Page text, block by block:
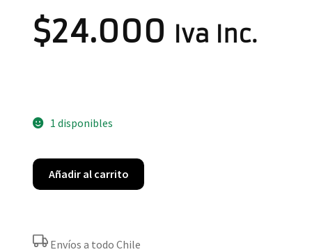
$24.000 Iva Inc.
1 disponibles
Añadir al carrito
Envíos a todo Chile